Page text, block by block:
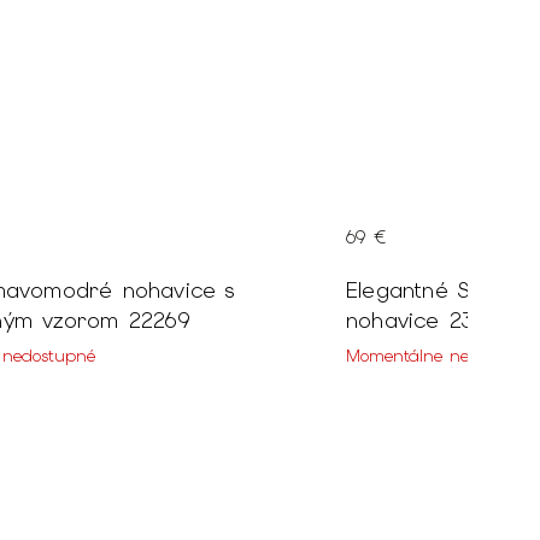
nohavice s
vzorom 22269
Elegantné Slim fit
nohavice 23445
Momentálne
69 €